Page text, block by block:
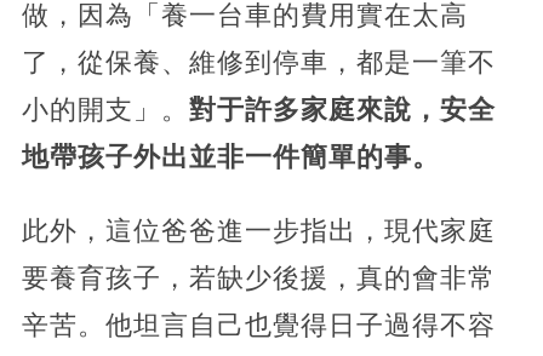
做，因為「養一台車的費用實在太高
了，從保養、維修到停車，都是一筆不
小的開支」。 對于許多家庭來說，安全
地帶孩子外出並非一件簡單的事。
此外，這位爸爸進一步指出，現代家庭
要養育孩子，若缺少後援，真的會非常
辛苦。他坦言自己也覺得日子過得不容